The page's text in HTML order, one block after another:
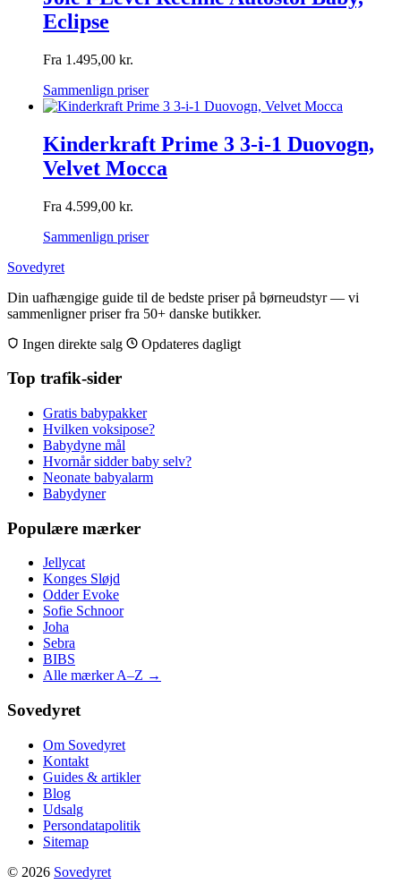
Eclipse
Fra 1.495,00 kr.
Sammenlign priser
Kinderkraft Prime 3 3-i-1 Duovogn,
Velvet Mocca
Fra 4.599,00 kr.
Sammenlign priser
Sovedyret
Din uafhængige guide til de bedste priser på børneudstyr — vi
sammenligner priser fra 50+ danske butikker.
Ingen direkte salg
Opdateres dagligt
Top trafik-sider
Gratis babypakker
Hvilken voksipose?
Babydyne mål
Hvornår sidder baby selv?
Neonate babyalarm
Babydyner
Populære mærker
Jellycat
Konges Sløjd
Odder Evoke
Sofie Schnoor
Joha
Sebra
BIBS
Alle mærker A–Z →
Sovedyret
Om Sovedyret
Kontakt
Guides & artikler
Blog
Udsalg
Persondatapolitik
Sitemap
© 2026 Sovedyret